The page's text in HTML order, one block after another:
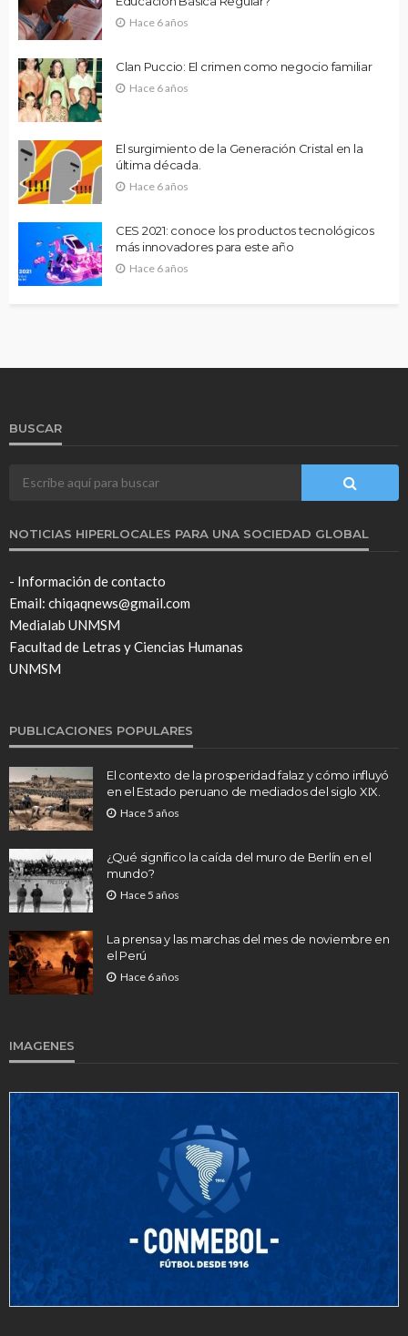
Hace 6 años
Clan Puccio: El crimen como negocio familiar
Hace 6 años
El surgimiento de la Generación Cristal en la
última década.
Hace 6 años
CES 2021: conoce los productos tecnológicos
más innovadores para este año
Hace 6 años
BUSCAR
NOTICIAS HIPERLOCALES PARA UNA SOCIEDAD GLOBAL
- Información de contacto
Email: chiqaqnews@gmail.com
Medialab UNMSM
Facultad de Letras y Ciencias Humanas
UNMSM
PUBLICACIONES POPULARES
El contexto de la prosperidad falaz y cómo influyó
en el Estado peruano de mediados del siglo XIX.
Hace 5 años
¿Qué significo la caída del muro de Berlín en el
mundo?
Hace 5 años
La prensa y las marchas del mes de noviembre en
el Perú
Hace 6 años
IMAGENES